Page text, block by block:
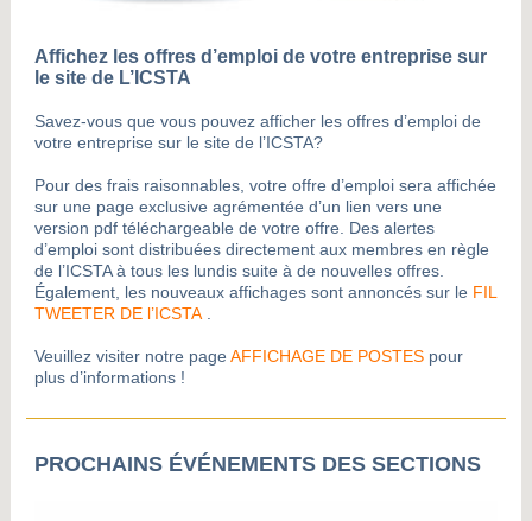
Affichez les offres d’emploi de votre entreprise sur
le site de L’ICSTA
Savez-vous que vous pouvez afficher les offres d’emploi de
votre entreprise sur le site de l’ICSTA?
Pour des frais raisonnables, votre offre d’emploi sera affichée
sur une page exclusive agrémentée d’un lien vers une
version pdf téléchargeable de votre offre. Des alertes
d’emploi sont distribuées directement aux membres en règle
de l’ICSTA à tous les lundis suite à de nouvelles offres.
Également, les nouveaux affichages sont annoncés sur le FIL
TWEETER DE l’ICSTA
Veuillez visiter notre page AFFICHAGE DE POSTES pour
plus d’informations !
PROCHAINS ÉVÉNEMENTS DES SECTIONS